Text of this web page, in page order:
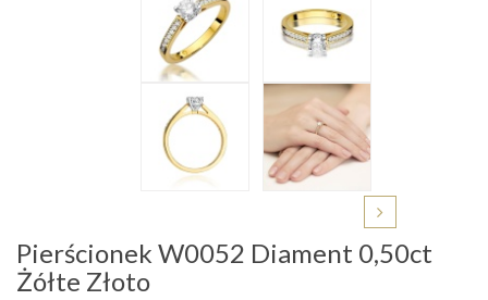
Pierścionek W0052 Diament 0,50ct
Żółte Złoto